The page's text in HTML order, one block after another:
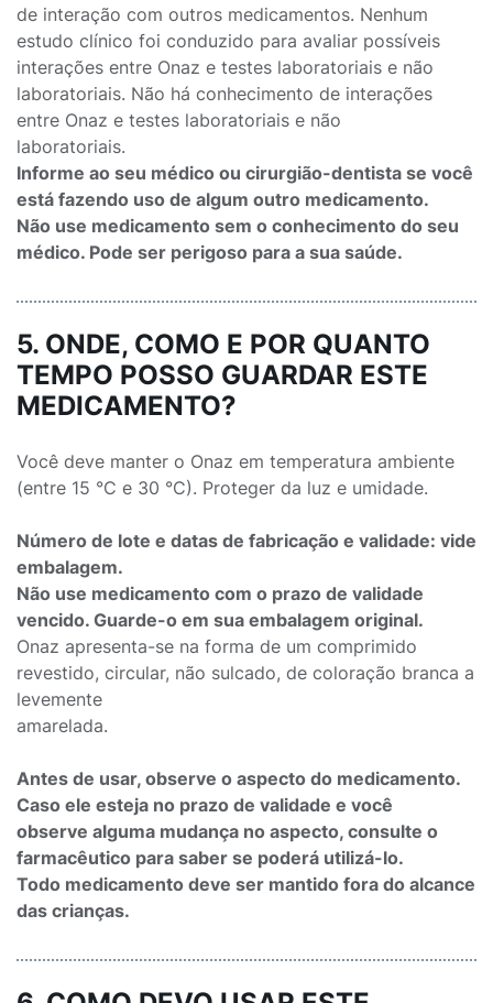
de interação com outros medicamentos. Nenhum
estudo clínico foi conduzido para avaliar possíveis
interações entre Onaz e testes laboratoriais e não
laboratoriais. Não há conhecimento de interações
entre Onaz e testes laboratoriais e não
laboratoriais.
Informe ao seu médico ou cirurgião-dentista se você
está fazendo uso de algum outro medicamento.
Não use medicamento sem o conhecimento do seu
médico. Pode ser perigoso para a sua saúde.
5. ONDE, COMO E POR QUANTO
TEMPO POSSO GUARDAR ESTE
MEDICAMENTO?
Você deve manter o Onaz em temperatura ambiente
(entre 15 °C e 30 °C). Proteger da luz e umidade.
Número de lote e datas de fabricação e validade: vide
embalagem.
Não use medicamento com o prazo de validade
vencido. Guarde-o em sua embalagem original.
Onaz apresenta-se na forma de um comprimido
revestido, circular, não sulcado, de coloração branca a
levemente
amarelada.
Antes de usar, observe o aspecto do medicamento.
Caso ele esteja no prazo de validade e você
observe alguma mudança no aspecto, consulte o
farmacêutico para saber se poderá utilizá-lo.
Todo medicamento deve ser mantido fora do alcance
das crianças.